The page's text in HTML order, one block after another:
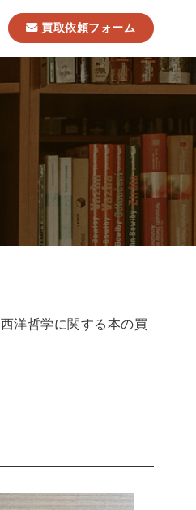
現象学
西洋哲学
買取依頼フォーム
洋哲学に関する本の買